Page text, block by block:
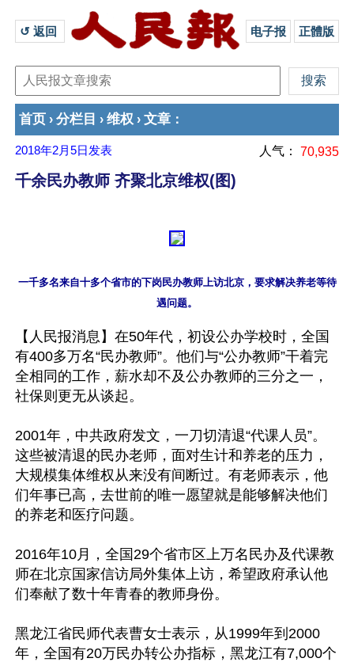
↺ 返回 电子报 正體版
首页 › 分栏目 › 维权 › 文章 ：
2018年2月5日 发表 人气： 70,935
千余民办教师 齐聚北京维权(图)
一千多名来自十多个省市的下岗民办教师上访北京，要求解决养老等待
【人民报消息】在50年代，初设公办学校时，全国
有400多万名“民办教师”。他们与“公办教师”干着完
全相同的工作，薪水却不及公办教师的三分之一，
社保则更无从谈起。
2001年，中共政府发文，一刀切清退“代课人员”。
这些被清退的民办老师，面对生计和养老的压力，
大规模集体维权从来没有间断过。有老师表示，他
们年事已高，去世前的唯一愿望就是能够解决他们
的养老和医疗问题。
2016年10月，全国29个省市区上万名民办及代课教
师在北京国家信访局外集体上访，希望政府承认他
们奉献了数十年青春的教师身份。
黑龙江省民师代表曹女士表示，从1999年到2000
年，全国有20万民办转公办指标，黑龙江有7,000个